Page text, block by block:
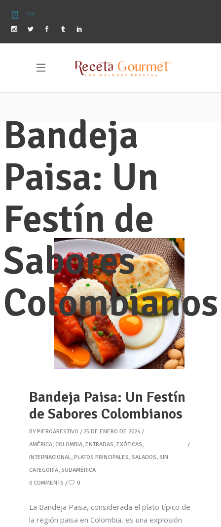
Bandeja
Paisa: Un
Festín de
Sabores
Colombianos
Bandeja Paisa: Un Festín
de Sabores Colombianos
BY PIEROARESTIVO
25 DE ENERO DE 2024
AMÉRICA, COLOMBIA, ENTRADAS, EXÓTICAS,
INTERNACIONAL, PLATOS PRINCIPALES, SALADOS, SIN
CATEGORÍA, SUDAMÉRICA
0 COMMENTS
0
La Bandeja Paisa, considerada el plato típico de
la región paisa en Colombia, es una explosión